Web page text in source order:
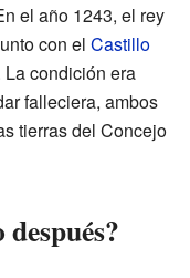
el año 1243, el rey
con el Castillo
condición era
falleciera, ambos
tierras del Concejo